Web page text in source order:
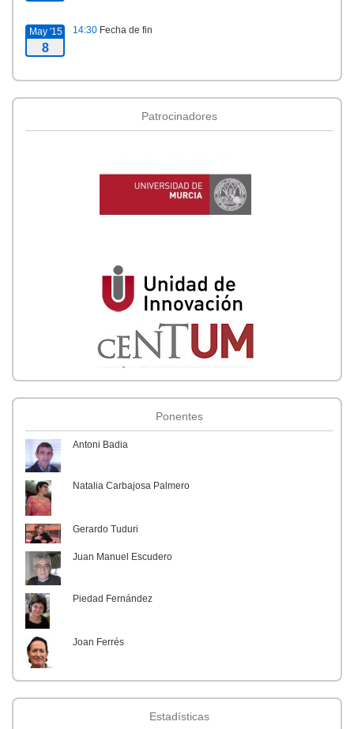
May '15
8
14:30 Fecha de fin
Patrocinadores
Facultad de Comunicación y Documentación
Grupo de Investigación CODITEC (Comunicación, Discurso y
Tecnologías)
Departamento de Información y Documentación
Grupo de investigación Bibliotecas, Archivos y Cultura de la
Ponentes
Antoni Badia
Natalia Carbajosa Palmero
Gerardo Tuduri
Juan Manuel Escudero
Piedad Fernández
Joan Ferrés
María del Mar Grandío
Estadísticas